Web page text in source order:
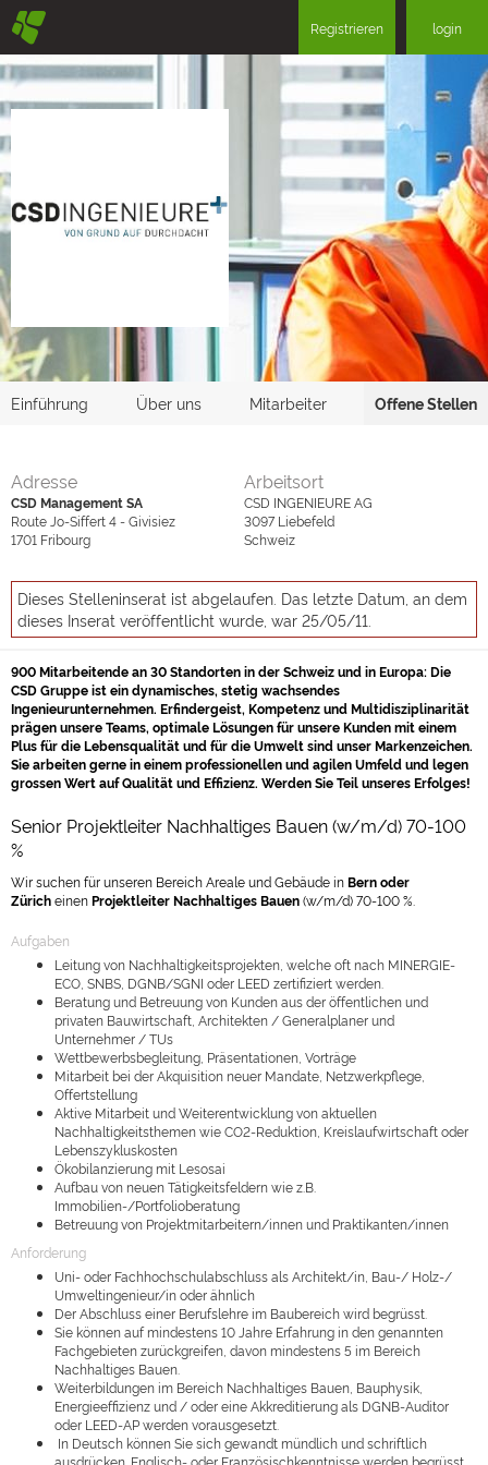
§ Registrieren login
Einführung Über uns Mitarbeiter Offene Stellen
Adresse
CSD Management SA
Route Jo-Siffert 4 - Givisiez
1701 Fribourg
Arbeitsort
CSD INGENIEURE AG
3097 Liebefeld
Schweiz
Dieses Stelleninserat ist abgelaufen. Das letzte Datum, an dem
dieses Inserat veröffentlicht wurde, war 25/05/11.
900 Mitarbeitende an 30 Standorten in der Schweiz und in Europa: Die
CSD Gruppe ist ein dynamisches, stetig wachsendes
Ingenieurunternehmen. Erfindergeist, Kompetenz und Multidisziplinarität
prägen unsere Teams, optimale Lösungen für unsere Kunden mit einem
Plus für die Lebensqualität und für die Umwelt sind unser Markenzeichen.
Sie arbeiten gerne in einem professionellen und agilen Umfeld und legen
grossen Wert auf Qualität und Effizienz. Werden Sie Teil unseres Erfolges!
Senior Projektleiter Nachhaltiges Bauen (w/m/d) 70-100
%
Wir suchen für unseren Bereich Areale und Gebäude inBern oder
ZüricheinenProjektleiter Nachhaltiges Bauen(w/m/d) 70-100 %.
Aufgaben
Leitung von Nachhaltigkeitsprojekten, welche oft nach MINERGIE-
ECO, SNBS, DGNB/SGNI oder LEED zertifiziert werden.
Beratung und Betreuung von Kunden aus der öffentlichen und
privaten Bauwirtschaft, Architekten / Generalplaner und
Unternehmer / TUs
Wettbewerbsbegleitung, Präsentationen, Vorträge
Mitarbeit bei der Akquisition neuer Mandate, Netzwerkpflege,
Offertstellung
Aktive Mitarbeit und Weiterentwicklung von aktuellen
Nachhaltigkeitsthemen wie CO2-Reduktion, Kreislaufwirtschaft oder
Lebenszykluskosten
Ökobilanzierung mit Lesosai
Aufbau von neuen Tätigkeitsfeldern wie z.B.
Immobilien-/Portfolioberatung
Betreuung von Projektmitarbeitern/innen und Praktikanten/innen
Anforderung
Uni- oder Fachhochschulabschluss als Architekt/in, Bau-/ Holz-/
Umweltingenieur/in oder ähnlich
Der Abschluss einer Berufslehre im Baubereich wird begrüsst.
Sie können auf mindestens 10 Jahre Erfahrung in den genannten
Fachgebieten zurückgreifen, davon mindestens 5 im Bereich
Nachhaltiges Bauen.
Weiterbildungen im Bereich Nachhaltiges Bauen, Bauphysik,
Energieeffizienz und / oder eine Akkreditierung als DGNB-Auditor
oder LEED-AP werden vorausgesetzt.
In Deutsch können Sie sich gewandt mündlich und schriftlich
ausdrücken. Englisch- oder Französischkenntnisse werden begrüsst.